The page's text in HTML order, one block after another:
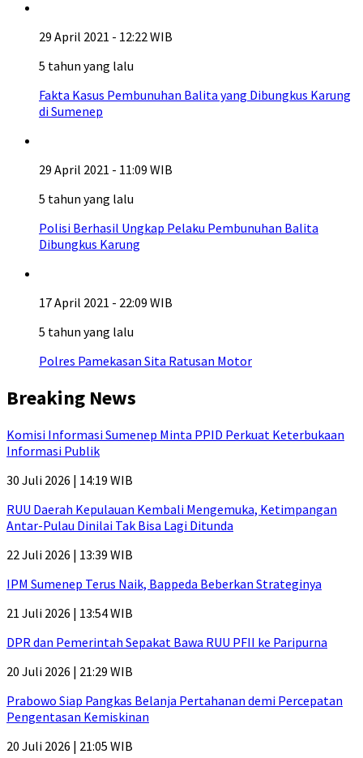
29 April 2021 - 12:22 WIB
5 tahun yang lalu
Fakta Kasus Pembunuhan Balita yang Dibungkus Karung
di Sumenep
29 April 2021 - 11:09 WIB
5 tahun yang lalu
Polisi Berhasil Ungkap Pelaku Pembunuhan Balita
Dibungkus Karung
17 April 2021 - 22:09 WIB
5 tahun yang lalu
Polres Pamekasan Sita Ratusan Motor
Breaking News
Komisi Informasi Sumenep Minta PPID Perkuat Keterbukaan
Informasi Publik
30 Juli 2026 | 14:19 WIB
RUU Daerah Kepulauan Kembali Mengemuka, Ketimpangan
Antar-Pulau Dinilai Tak Bisa Lagi Ditunda
22 Juli 2026 | 13:39 WIB
IPM Sumenep Terus Naik, Bappeda Beberkan Strateginya
21 Juli 2026 | 13:54 WIB
DPR dan Pemerintah Sepakat Bawa RUU PFII ke Paripurna
20 Juli 2026 | 21:29 WIB
Prabowo Siap Pangkas Belanja Pertahanan demi Percepatan
Pengentasan Kemiskinan
20 Juli 2026 | 21:05 WIB